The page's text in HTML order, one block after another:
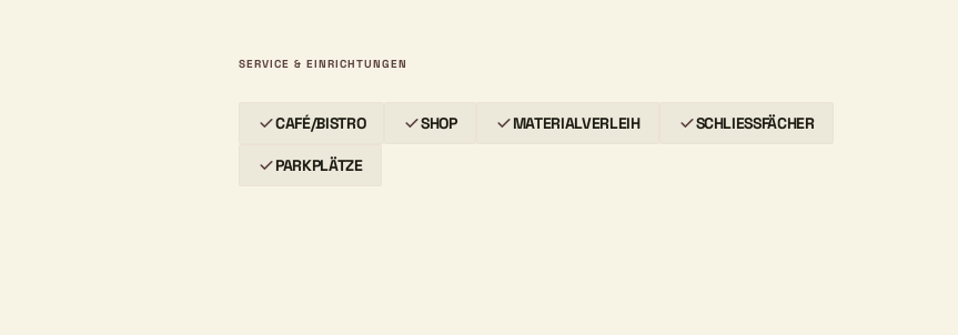
SERVICE & EINRICHTUNGEN
CAFÉ/BISTRO SHOP MATERIALVERLEIH SCHLIESSFÄCHER
PARKPLÄTZE